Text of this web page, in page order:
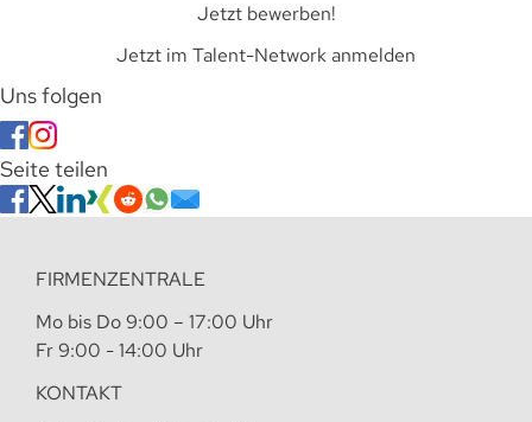
Jetzt bewerben!
Jetzt im Talent-Network anmelden
Uns folgen
Seite teilen
FIRMENZENTRALE
Mo bis Do 9:00 – 17:00 Uhr
Fr 9:00 - 14:00 Uhr
KONTAKT